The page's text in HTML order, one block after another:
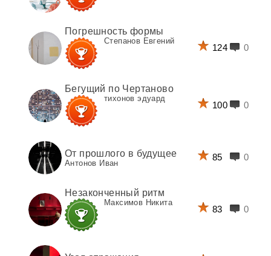
Погрешность формы
Степанов Евгений
124 0
Бегущий по Чертаново
тихонов эдуард
100 0
От прошлого в будущее
Антонов Иван
85 0
Незаконченный ритм
Максимов Никита
83 0